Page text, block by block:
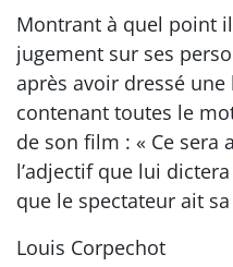
Montrant à quel point
jugement sur ses
après avoir dressé
contenant toutes le
de son film : « Ce sera
l’adjectif que lui dictera
que le spectateur ait
Louis Corpechot